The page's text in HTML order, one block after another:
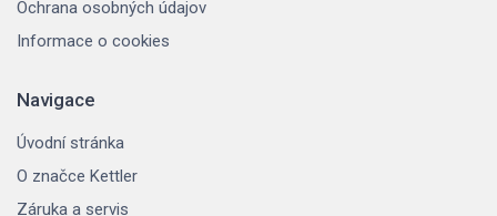
Ochrana osobných údajov
Informace o cookies
Navigace
Úvodní stránka
O značce Kettler
Záruka a servis